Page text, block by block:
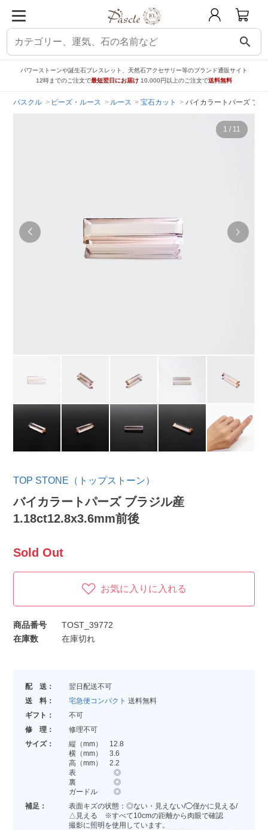
search
パワーストーンや誕生石ブレスレット、天然石アクセサリー等のブランド通販サイト
12時までのご注文で最短翌日にお届け 10,000円以上のご注文で送料無料
パスクル ビーズ・ルース ルース 宝石カット バイカラートパーズ ブ
1 / 11
TOP STONE（トップストーン）
バイカラートパーズ ブラジル産
1.18ct12.8x3.6mm前後
Sold Out
お気に入りに入れる
商品番号
TOST_39772
在庫数
在庫切れ
配 送：
翌日配送不可
送 料：
宅急便コンパクト 送料無料
ギフト：
不可
修 理：
修理不可
サイズ：
縦（mm） 12.8
横（mm） 3.6
高（mm） 2.2
表 ◎
裏 ◎
ガードル ◎
補足：
表面キズの状態：◎ない・見えない/◯僅かに見える/
△見える ※すべて10cmの距離から肉眼で確認
撮影に照明を使用しています。